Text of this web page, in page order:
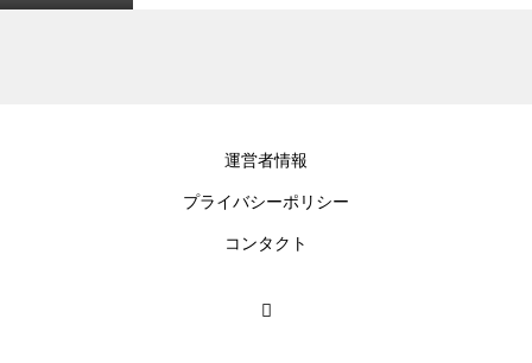
わかりやすく解
運営者情報
プライバシーポリシー
コンタクト